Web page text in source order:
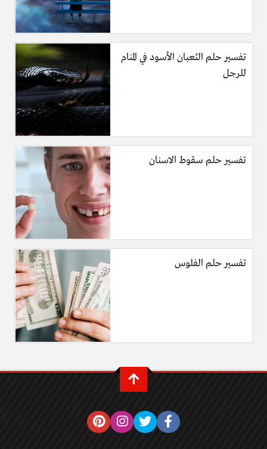
تفسير حلم الثعبان الأسود في المنام
للرجل
تفسير حلم سقوط الاسنان
تفسير حلم الفلوس